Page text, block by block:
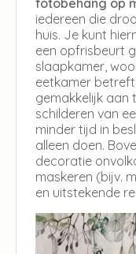
fotobehang op
iedereen die
huis. Je kunt
een opfrisbeurt
slaapkamer,
eetkamer betreft.
gemakkelijk aan
schilderen van
minder tijd in
alleen doen.
decoratie
maskeren (bijv.
en uitstekende